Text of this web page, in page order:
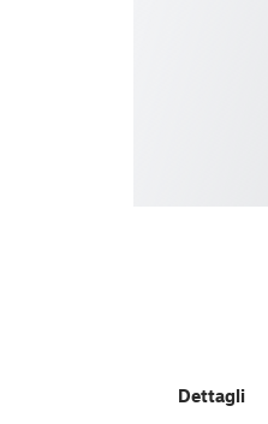
Dettagli